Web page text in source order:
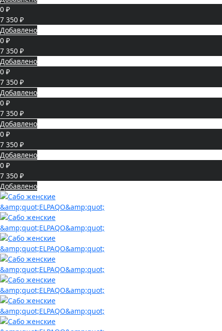
0 ₽
7 350 ₽
Добавлено
0 ₽
7 350 ₽
Добавлено
0 ₽
7 350 ₽
Добавлено
0 ₽
7 350 ₽
Добавлено
0 ₽
7 350 ₽
Добавлено
0 ₽
7 350 ₽
Добавлено